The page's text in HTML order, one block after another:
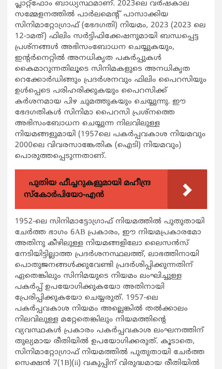
പ്ലാറ്റ്‌ഫോം ബാധ്യസ്ഥമാണ്. 2023ലെ വർഷകാല
സമ്മേളനത്തിൽ പാർലമെന്റ് പാസാക്കിയ
സിനിമാറ്റോഗ്രാഫ് (ഭേദഗതി) നിയമം, 2023 (2023 ലെ
12-ാമത്) ഫിലിം സർട്ടിഫിക്കേഷനുമായി ബന്ധപ്പെട്ട
പ്രശ്നങ്ങൾ അഭിസംബോധന ചെയ്യുകയും,
ഇന്റർനെറ്റിൽ അനധികൃത പകർപ്പുകൾ
കൈമാറുന്നതിലൂടെ സിനിമകളുടെ അനധികൃത
റെക്കോർഡിങ്ങും പ്രദർശനവും ഫിലിം പൈറസിയും
ഉൾപ്പെടെ പരിഹരിക്കുകയും പൈറസിക്ക്
കർശനമായ പിഴ ചുമത്തുകയും ചെയ്യുന്നു. ഈ
ഭേദഗതികൾ സിനിമാ പൈറസി പ്രശ്‌നത്തെ
അഭിസംബോധന ചെയ്യുന്ന നിലവിലുള്ള
നിയമങ്ങളുമായി (1957ലെ പകർപ്പവകാശ നിയമവും
2000ലെ വിവരസാങ്കേതിക (ഐടി) നിയമവും)
പൊരുത്തപ്പെടുന്നതാണ്.
പുതിയ ഫീച്ചറുകളുമായി മഹീന്ദ്ര
സ്കോർപിയോ-എൻ
1952-ലെ സിനിമാട്ടോഗ്രാഫ് നിയമത്തിൽ പുതുതായി
ചേർത്ത ഭാഗം 6AB പ്രകാരം, ഈ നിയമപ്രകാരമോ
അതിനു കീഴിലുള്ള നിയമങ്ങളിലോ ലൈസൻസ്
നേടിയിട്ടില്ലാത്ത പ്രദർശനസ്ഥലത്ത്, ലാഭത്തിനായി
പൊതുജനങ്ങൾക്കുവേണ്ടി പ്രദർശിപ്പിക്കുന്നതിന്
ഏതെങ്കിലും സിനിമയുടെ നിയമം ലംഘിച്ചുള്ള
പകർപ്പ് ഉപയോഗിക്കുകയോ അതിനായി
പ്രേരിപ്പിക്കുകയോ ചെയ്യരുത്. 1957-ലെ
പകർപ്പവകാശ നിയമം അല്ലെങ്കിൽ തൽക്കാലം
നിലവിലുള്ള മറ്റേതെങ്കിലും നിയമത്തിന്റെ
വ്യവസ്ഥകൾ പ്രകാരം പകർപ്പവകാശ ലംഘനത്തിന്
തുല്യമായ രീതിയിൽ ഉപയോഗിക്കരുത്. കൂടാതെ,
സിനിമാറ്റോഗ്രാഫ് നിയമത്തിൽ പുതുതായി ചേർത്ത
സെക്ഷൻ 7(1B)(ii) വകുപ്പിന് വിരുദ്ധമായ രീതിയിൽ